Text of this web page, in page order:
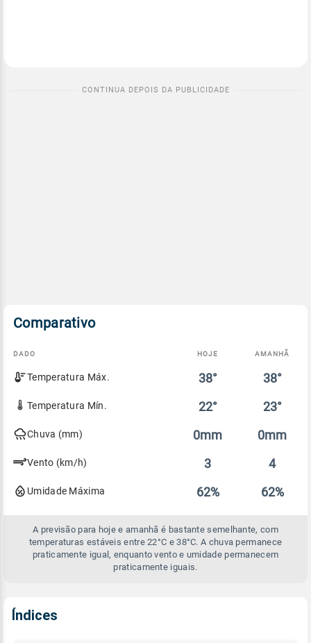
Comparativo
Comparativo
entre
previsão
hoje
DADO HOJE AMANHÃ
Temperatura Máx. 38° 38°
Temperatura Mín. 22° 23°
Chuva (mm) 0mm 0mm
Vento (km/h) 3 4
Umidade Máxima 62% 62%
A previsão para hoje e amanhã é bastante semelhante, com
temperaturas estáveis entre 22°C e 38°C. A chuva permanece
praticamente igual, enquanto vento e umidade permanecem
praticamente iguais.
Índices